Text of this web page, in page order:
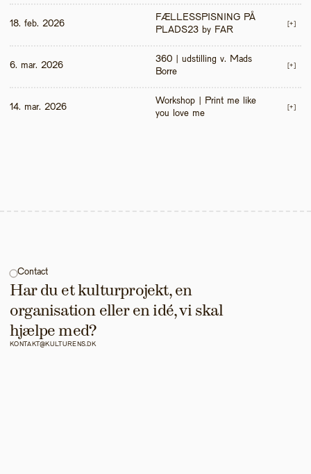
18. feb. 2026
FÆLLESSPISNING PÅ
PLADS23 by FAR
[+]
6. mar. 2026
360 | udstilling v. Mads
Borre
[+]
14. mar. 2026
Workshop | Print me like
you love me
[+]
Contact
Har du et kulturprojekt, en
organisation eller en idé, vi skal
hjælpe med?
KONTAKT@KULTURENS.DK